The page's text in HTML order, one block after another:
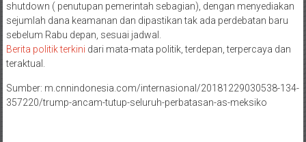
shutdown ( penutupan pemerintah sebagian), dengan menyediakan
sejumlah dana keamanan dan dipastikan tak ada perdebatan baru
sebelum Rabu depan, sesuai jadwal.
Berita politik terkini dari mata-mata politik, terdepan, terpercaya dan
teraktual.
Sumber: m.cnnindonesia.com/internasional/20181229030538-134-
357220/trump-ancam-tutup-seluruh-perbatasan-as-meksiko